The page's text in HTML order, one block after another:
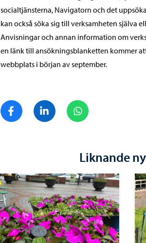
socialtjänsterna, Navigatorn och det
kan också söka sig till verksamheten själva
Anvisningar och annan information om
en länk till ansökningsblanketten kommer
webbplats i början av september.
Dela på FacebookDela på LinkedIn
Liknande